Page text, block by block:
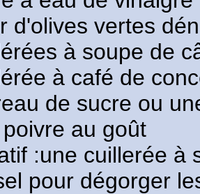
d'olives vertes
à soupe de
à café de
de sucre ou
au goût
:une cuillerée à
pour dégorger